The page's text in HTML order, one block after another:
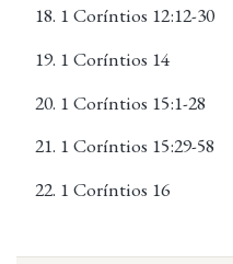
1 Coríntios 12:12-30
1 Coríntios 14
1 Coríntios 15:1-28
1 Coríntios 15:29-58
1 Coríntios 16